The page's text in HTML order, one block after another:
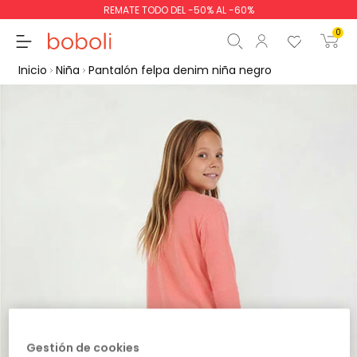
REMATE TODO DEL -50% AL -60%
0
Comenzar pedido
Inicio Niña Pantalón felpa denim niña negro
Gestión de cookies